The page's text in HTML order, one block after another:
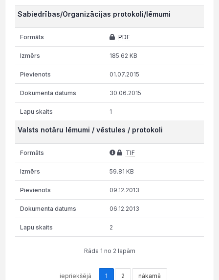
Sabiedrības/Organizācijas protokoli/lēmumi
PDF
185.62 KB
01.07.2015
30.06.2015
1
Valsts notāru lēmumi / vēstules / protokoli
TIF
59.81 KB
09.12.2013
06.12.2013
2
Rāda 1 no 2 lapām
iepriekšējā 1 2 nākamā